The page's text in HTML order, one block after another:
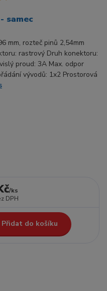
samec
mm, rozteč pinů 2,54mm
rastrový Druh konektoru:
proud: 3A Max. odpor
vývodů: 1x2 Prostorová
/ks
DPH
Přidat do košíku